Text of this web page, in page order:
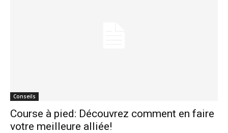
Conseils
Course à pied: Découvrez comment en faire
votre meilleure alliée!